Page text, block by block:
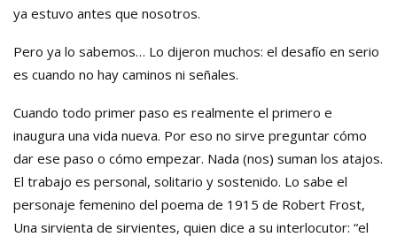
ya estuvo antes que nosotros.
Pero ya lo sabemos… Lo dijeron muchos: el desafío en serio
es cuando no hay caminos ni señales.
Cuando todo primer paso es realmente el primero e
inaugura una vida nueva. Por eso no sirve preguntar cómo
dar ese paso o cómo empezar. Nada (nos) suman los atajos.
El trabajo es personal, solitario y sostenido. Lo sabe el
personaje femenino del poema de 1915 de Robert Frost,
Una sirvienta de sirvientes, quien dice a su interlocutor: “el